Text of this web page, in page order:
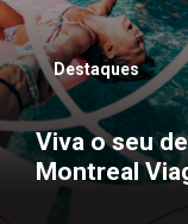
Destaques
Viva o seu
Montreal